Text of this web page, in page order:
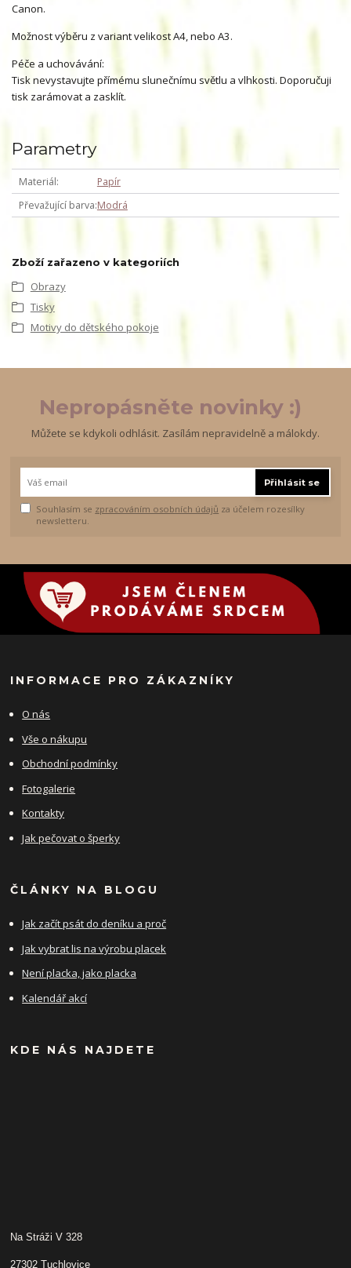
Canon.
Možnost výběru z variant velikost A4, nebo A3.
Péče a uchovávání:
Tisk nevystavujte přímému slunečnímu světlu a vlhkosti. Doporučuji
tisk zarámovat a zasklít.
Parametry
Materiál
Papír
Převažující barva Modrá
Zboží zařazeno v kategoriích
Obrazy
Tisky
Motivy do dětského pokoje
Nepropásněte novinky :)
Můžete se kdykoli odhlásit. Zasílám nepravidelně a málokdy.
Přihlásit se
Souhlasím se zpracováním osobních údajů za účelem rozesílky
newsletteru.
INFORMACE PRO ZÁKAZNÍKY
O nás
Vše o nákupu
Obchodní podmínky
Fotogalerie
Kontakty
Jak pečovat o šperky
ČLÁNKY NA BLOGU
Jak začít psát do deníku a proč
Jak vybrat lis na výrobu placek
Není placka, jako placka
Kalendář akcí
KDE NÁS NAJDETE
Na Stráži V 328
27302 Tuchlovice